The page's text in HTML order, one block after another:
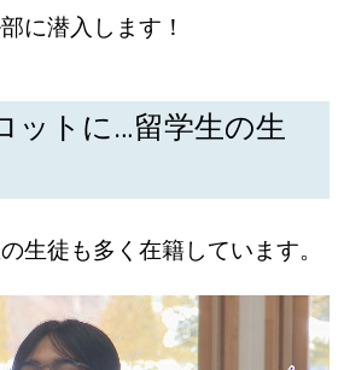
に潜入します！
ットに…留学生の生
生徒も多く在籍しています。